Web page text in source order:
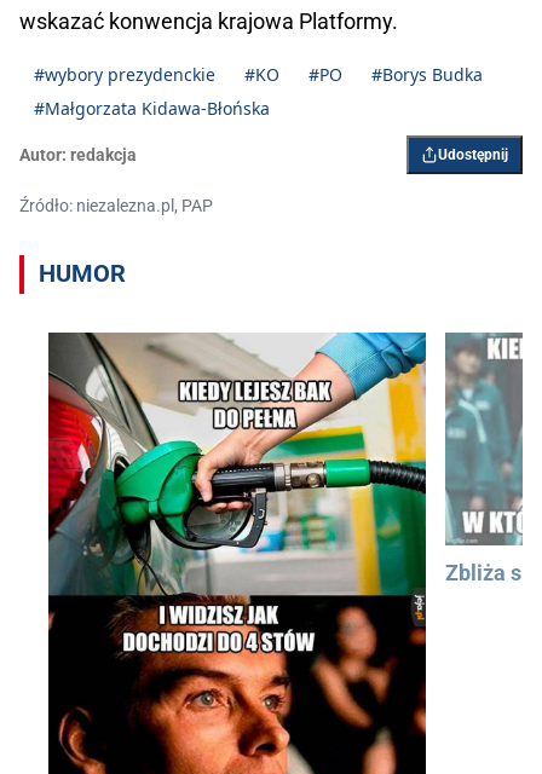
wskazać konwencja krajowa Platformy.
#wybory prezydenckie #KO #PO
#Borys Budka
#Małgorzata Kidawa-Błońska
Autor: redakcja Udostępnij
Źródło: niezalezna.pl, PAP
HUMOR
Zbliża się